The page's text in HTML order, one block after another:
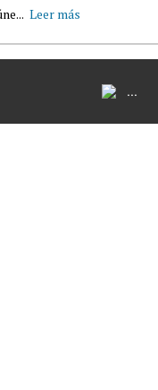
Leer más
...